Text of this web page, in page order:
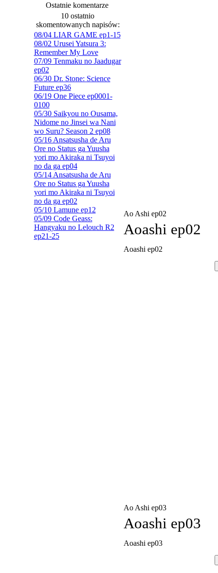
Ostatnie komentarze
10 ostatnio
skomentowanych napisów:
08/04 LIAR GAME ep1-15
08/02 Urusei Yatsura 3:
Remember My Love
07/09 Tenmaku no Jaadugar
ep02
06/30 Dr. Stone: Science
Future ep36
06/19 One Piece ep0001-
0100
05/30 Saikyou no Ousama,
Nidome no Jinsei wa Nani
wo Suru? Season 2 ep08
05/16 Ansatsusha de Aru
Ore no Status ga Yuusha
yori mo Akiraka ni Tsuyoi
no da ga ep04
05/14 Ansatsusha de Aru
Ore no Status ga Yuusha
yori mo Akiraka ni Tsuyoi
no da ga ep02
05/10 Lamune ep12
05/09 Code Geass:
Hangyaku no Lelouch R2
ep21-25
Ao Ashi ep02
Aoashi ep02
Aoashi ep02
Ao Ashi ep03
Aoashi ep03
Aoashi ep03